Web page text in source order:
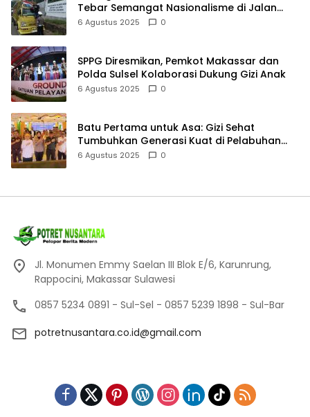
Tebar Semangat Nasionalisme di Jalan
Raya
6 Agustus 2025 0
SPPG Diresmikan, Pemkot Makassar dan
Polda Sulsel Kolaborasi Dukung Gizi Anak
6 Agustus 2025 0
Batu Pertama untuk Asa: Gizi Sehat
Tumbuhkan Generasi Kuat di Pelabuhan
Makassar
6 Agustus 2025 0
Jl. Monumen Emmy Saelan III Blok E/6, Karunrung,
Rappocini, Makassar Sulawesi
0857 5234 0891 - Sul-Sel - 0857 5239 1898 - Sul-Bar
potretnusantara.co.id@gmail.com